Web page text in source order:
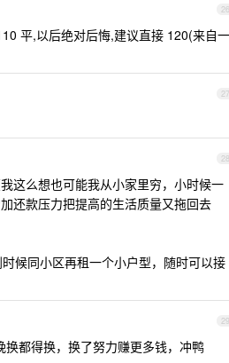
26
平,以后绝对后悔,建议直接 120(来自一
27
28
这么想也可能我从小家里穷，小时候一
还款压力把提高的生活质量又拖回去
候同小区再租一个小户型，随时可以接
29
都得换，换了努力赚更多钱，冲鸭